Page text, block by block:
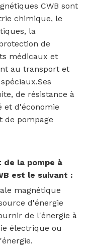
CWB sont
chimique, le
la
de
médicaux et
au transport et
de résistance à
et d'économie
de pompage
la pompe à
est le suivant :
magnétique
d'énergie
de l'énergie à
électrique ou